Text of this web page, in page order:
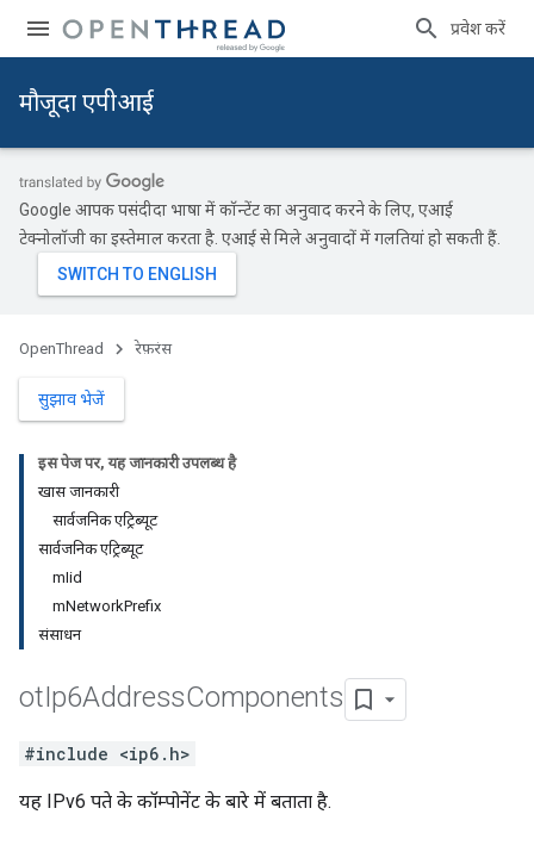
प्रवेश करें
मौजूदा एपीआई
Google आपकी पसंदीदा भाषा में कॉन्टेंट का अनुवाद करने के लिए, एआई
टेक्नोलॉजी का इस्तेमाल करता है. एआई से मिले अनुवादों में गलतियां हो सकती हैं.
OpenThread रेफ़रंस
सुझाव भेजें
इस पेज पर, यह जानकारी उपलब्ध है
खास जानकारी
सार्वजनिक एट्रिब्यूट
सार्वजनिक एट्रिब्यूट
mIid
mNetworkPrefix
संसाधन
otIp6AddressComponents
#include <ip6.h>
यह IPv6 पते के कॉम्पोनेंट के बारे में बताता है.